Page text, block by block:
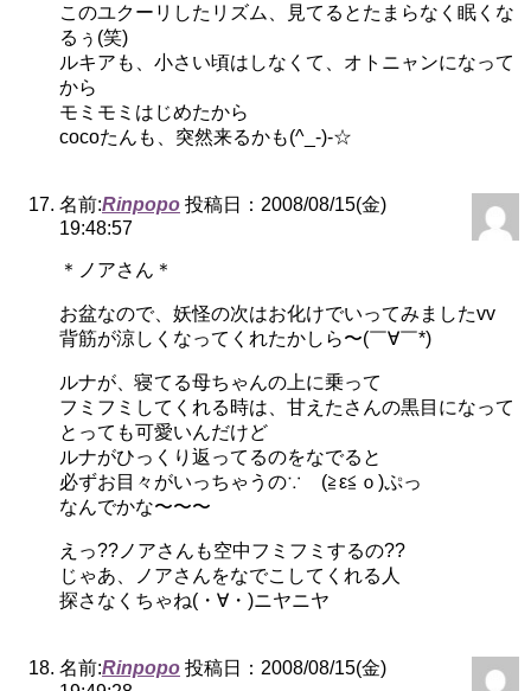
このユクーリしたリズム、見てるとたまらなく眠くな
るぅ(笑)
ルキアも、小さい頃はしなくて、オトニャンになって
から
モミモミはじめたから
cocoたんも、突然来るかも(^_-)-☆
名前:Rinpopo 投稿日：2008/08/15(金)
19:48:57
＊ノアさん＊
お盆なので、妖怪の次はお化けでいってみましたvv
背筋が涼しくなってくれたかしら〜(￣∀￣*)
ルナが、寝てる母ちゃんの上に乗って
フミフミしてくれる時は、甘えたさんの黒目になって
とっても可愛いんだけど
ルナがひっくり返ってるのをなでると
必ずお目々がいっちゃうの∵ゞ(≧ε≦ｏ)ぷっ
なんでかな〜〜〜
えっ??ノアさんも空中フミフミするの??
じゃあ、ノアさんをなでこしてくれる人
探さなくちゃね(・∀・)ニヤニヤ
名前:Rinpopo 投稿日：2008/08/15(金)